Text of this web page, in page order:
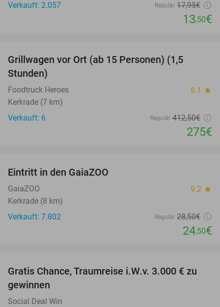
Verkauft: 2.057
Regulär 17,95€
13,50€
Grillwagen vor Ort (ab 15 Personen) (1,5
Stunden)
Foodtruck Heroes 8.1 star
Kerkrade (7 km)
Verkauft: 6
Regulär 412,50€
275€
Eintritt in den GaiaZOO
GaiaZOO 9.2 star
Kerkrade (8 km)
Verkauft: 7.802
Regulär 28,50€
24,50€
Gratis Chance, Traumreise i.W.v. 3.000 € zu
gewinnen
Social Deal Win